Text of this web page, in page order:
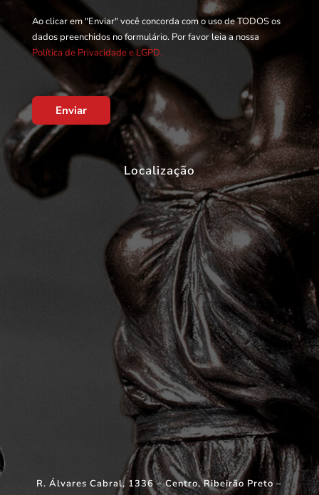
Ao clicar em "Enviar" você concorda com o uso de TODOS os
dados preenchidos no formulário. Por favor leia a nossa
Política de Privacidade e LGPD.
Enviar
Localização
R. Álvares Cabral, 1336 – Centro, Ribeirão Preto –